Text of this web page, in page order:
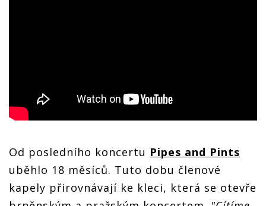
Od posledního koncertu Pipes and Pints
uběhlo 18 měsíců. Tuto dobu členové
kapely přirovnávají ke kleci, která se otevře